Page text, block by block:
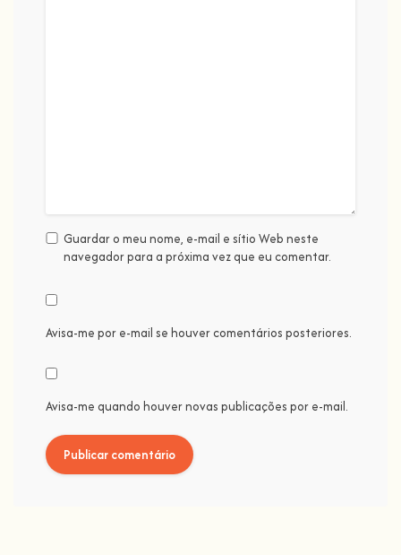
Guardar o meu nome, e-mail e sítio Web neste
navegador para a próxima vez que eu comentar.
Avisa-me por e-mail se houver comentários posteriores.
Avisa-me quando houver novas publicações por e-mail.